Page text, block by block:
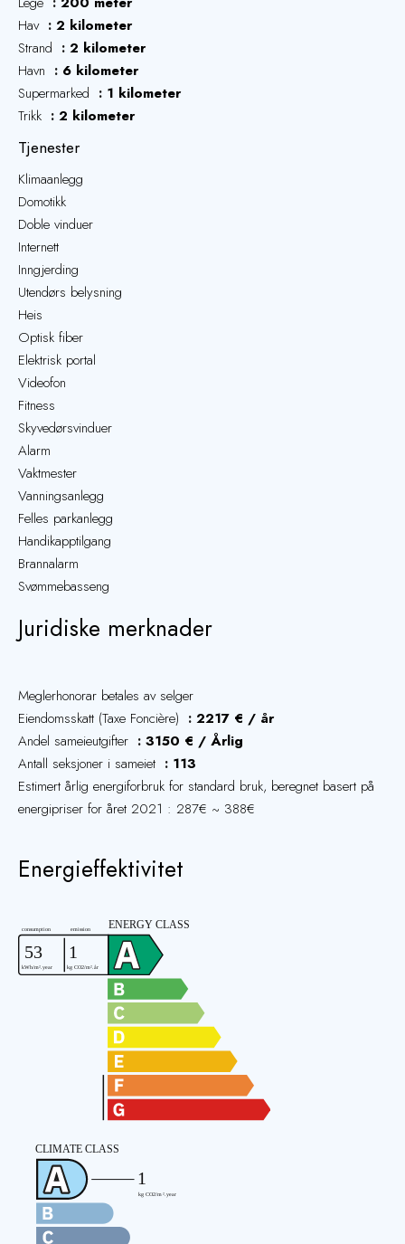
Hav
2 kilometer
Strand
2 kilometer
Havn
6 kilometer
Supermarked
1 kilometer
Trikk
2 kilometer
Tjenester
Klimaanlegg
Domotikk
Doble vinduer
Internett
Inngjerding
Utendørs belysning
Heis
Optisk fiber
Elektrisk portal
Videofon
Fitness
Skyvedørsvinduer
Alarm
Vaktmester
Vanningsanlegg
Felles parkanlegg
Handikapptilgang
Brannalarm
Svømmebasseng
Juridiske merknader
Meglerhonorar betales av selger
Eiendomsskatt (Taxe Foncière)
2217 € / år
Andel sameieutgifter
3150 € / Årlig
Antall seksjoner i sameiet
113
Estimert årlig energiforbruk for standard bruk, beregnet basert på
energipriser for året 2021 : 287€ ~ 388€
Energieffektivitet